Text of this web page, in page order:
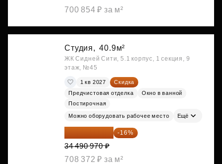
700 854 ₽ за м²
Студия, 40.9м²
ЖК Сидней Сити, 5.1 корпус, 1 секция, 9
этаж, №45
1 кв 2027
Скидка
Предчистовая отделка
Окно в ванной
Постирочная
Можно оборудовать рабочее место Ещё
28 972 415 ₽ -16%
34 490 970 ₽
708 372 ₽ за м²